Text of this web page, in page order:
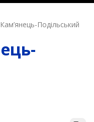
Кам’янець-Подільський